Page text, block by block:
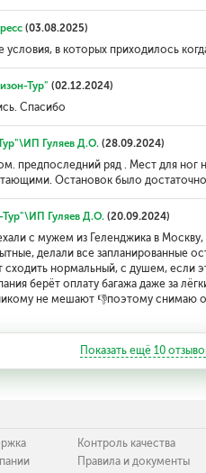
(03.08.2025)
в которых приходилось
Тур" (02.12.2024)
Спасибо
Гуляев Д.О.(28.09.2024)
предпоследний ряд . Мест для ног
Остановок было
Гуляев Д.О.(20.09.2024)
с мужем из Геленджика в
делали все запланированные
сходить нормальный, с душем, если
берёт оплату багажа даже за
не мешают 👎поэтому снимаю
Показать ещё 10
Контроль качества
Правила и документы